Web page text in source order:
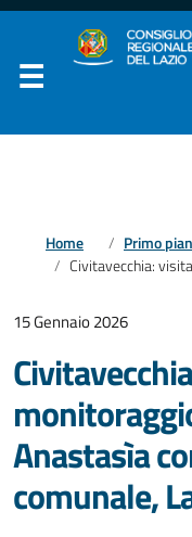
Home Primo
Civitavecchia: visita di monitoraggio del Garante Anastasìa con il
15 Gennaio 2026
Anastasìa
comunale,